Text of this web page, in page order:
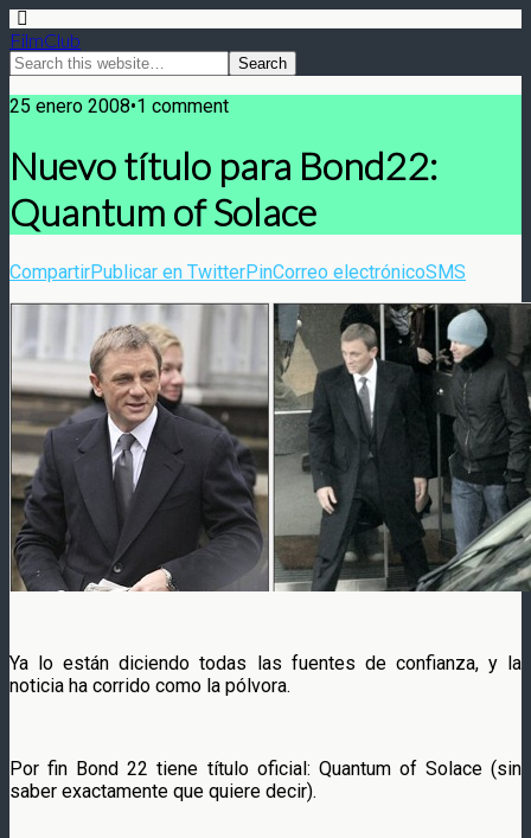
FilmClub
25 enero 2008•1 comment
Nuevo título para Bond22:
Quantum of Solace
CompartirPublicar en TwitterPinCorreo electrónicoSMS
Ya lo están diciendo todas las fuentes de confianza, y la
noticia ha corrido como la pólvora.
Por fin Bond 22 tiene título oficial: Quantum of Solace (sin
saber exactamente que quiere decir).